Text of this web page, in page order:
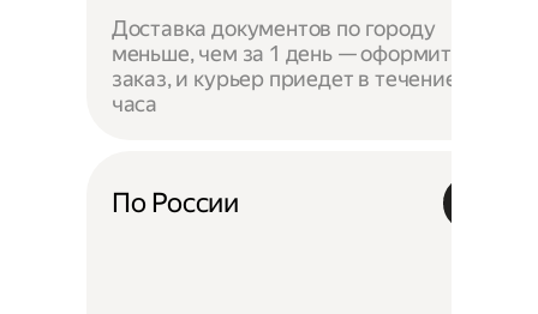
Доставка документов по городу
меньше, чем за 1 день — оформите
заказ, и курьер приедет в течение
часа
По России